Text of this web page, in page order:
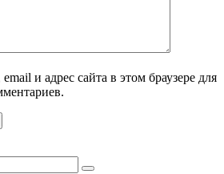
и адрес сайта в этом браузере для